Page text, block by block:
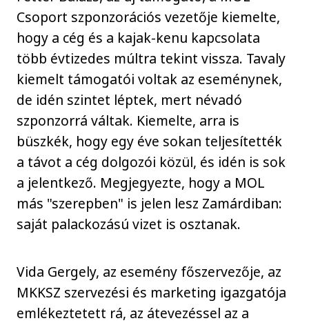
Csoport szponzorációs vezetője kiemelte,
hogy a cég és a kajak-kenu kapcsolata
több évtizedes múltra tekint vissza. Tavaly
kiemelt támogatói voltak az eseménynek,
de idén szintet léptek, mert névadó
szponzorrá váltak. Kiemelte, arra is
büszkék, hogy egy éve sokan teljesítették
a távot a cég dolgozói közül, és idén is sok
a jelentkező. Megjegyezte, hogy a MOL
más "szerepben" is jelen lesz Zamárdiban:
saját palackozású vizet is osztanak.
Vida Gergely, az esemény főszervezője, az
MKKSZ szervezési és marketing igazgatója
emlékeztetett rá, az átevezéssel az a